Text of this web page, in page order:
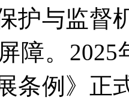
护与监督
障。
条例》正